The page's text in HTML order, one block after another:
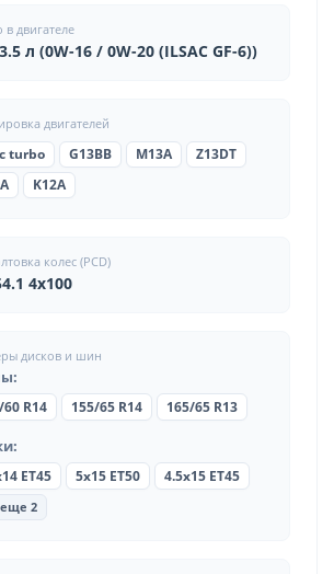
в двигателе
л (0W-16 / 0W-20 (ILSAC GF-6))
двигателей
turbo
G13BB M13A
Z13DT
K12A
колес (PCD)
4x100
дисков и шин
60 R14 155/65 R14 165/65 R13
ET45 5x15 ET50
4.5x15 ET45
2